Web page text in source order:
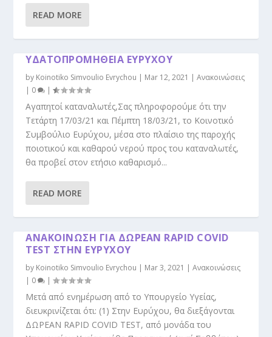
READ MORE
ΥΔΑΤΟΠΡΟΜΗΘΕΙΑ ΕΥΡΥΧΟΥ
by Koinotiko Simvoulio Evrychou | Mar 12, 2021 |Ανακοινώσεις
| 0 |
Αγαπητοί καταναλωτές,Σας πληροφορούμε ότι την
Τετάρτη 17/03/21 και Πέμπτη 18/03/21, το Κοινοτικό
Συμβούλιο Ευρύχου, μέσα στο πλαίσιο της παροχής
ποιοτικού και καθαρού νερού προς του καταναλωτές,
θα προβεί στον ετήσιο καθαρισμό...
READ MORE
ΑΝΑΚΟΙΝΩΣΗ ΓΙΑ ΔΩΡΕΑΝ RAPID COVID
TEST ΣΤΗΝ ΕΥΡΥΧΟΥ
by Koinotiko Simvoulio Evrychou | Mar 3, 2021 |Ανακοινώσεις
| 0 |
Μετά από ενημέρωση από το Υπουργείο Υγείας,
διευκρινίζεται ότι: (1) Στην Ευρύχου, θα διεξάγονται
ΔΩΡΕΑΝ RAPID COVID TEST, από μονάδα του